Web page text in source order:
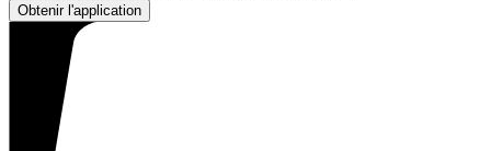
Obtenir l'application